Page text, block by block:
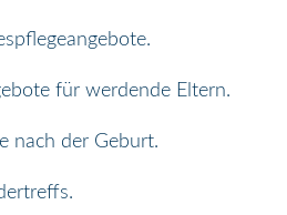
für werdende Eltern.
nach der Geburt.